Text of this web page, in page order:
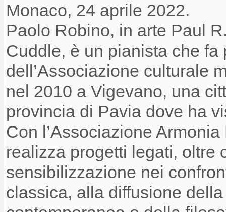
Monaco, 24 aprile 2022.
Paolo Robino, in arte Paul
Cuddle, è un pianista che fa
dell’Associazione culturale
nel 2010 a Vigevano, una
provincia di Pavia dove ha
Con l’Associazione
realizza progetti legati, oltre
sensibilizzazione nei
classica, alla diffusione